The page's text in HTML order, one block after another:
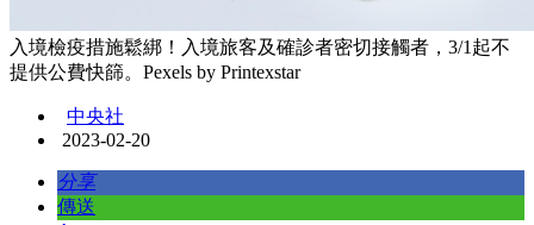
入境檢疫措施鬆綁！入境旅客及確診者密切接觸者，3/1起不
提供公費快篩。Pexels by Printexstar
中央社
2023-02-20
分享
傳送